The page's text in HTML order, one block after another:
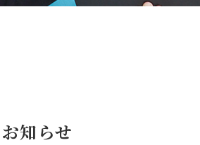
知らせ